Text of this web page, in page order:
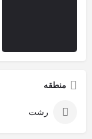
منطقه
رشت